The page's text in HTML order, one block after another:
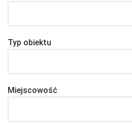
Typ obiektu
Miejscowość